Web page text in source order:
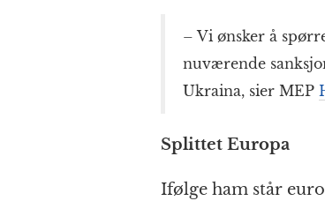
– Vi ønsker å
nuværende
Ukraina, sier MEP
Splittet Europa
Ifølge ham står